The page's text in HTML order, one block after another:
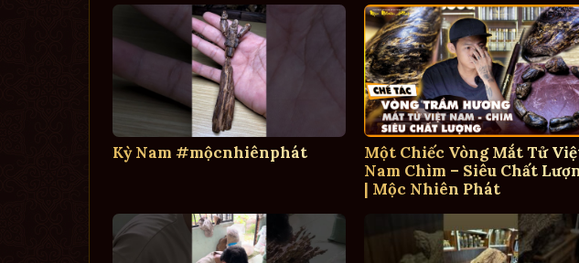
Kỳ Nam #mộcnhiênphát
Một Chiếc Vòng Mắt Tử
Nam Chìm – Siêu Chất
| Mộc Nhiên Phát